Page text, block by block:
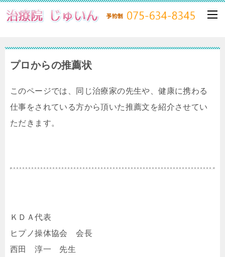
プロからの推薦状
このページでは、同じ治療家の先生や、健康に携わる
仕事をされている方から頂いた推薦文を紹介させてい
ただきます。
ＫＤＡ代表
ヒプノ操体協会 会長
西田 淳一 先生